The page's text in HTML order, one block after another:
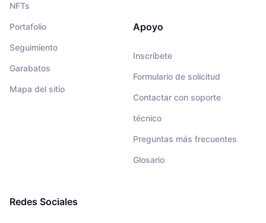
NFTs
Portafolio
Seguimiento
Garabatos
Mapa del sitio
Apoyo
Inscríbete
Formulario de solicitud
Contactar con soporte
técnico
Preguntas más frecuentes
Glosario
Redes Sociales